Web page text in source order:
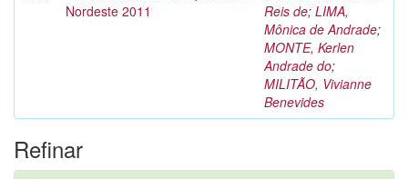
Nordeste 2011
Reis de; LIMA,
Mônica de Andrade;
MONTE, Kerlen
Andrade do;
MILITÃO, Vivianne
Benevides
Refinar